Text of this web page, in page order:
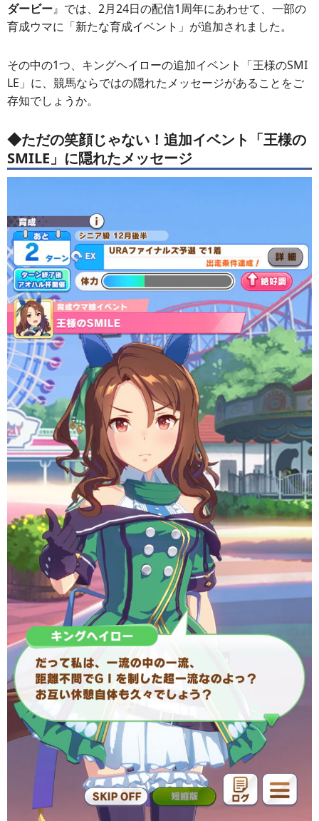
ダービー』では、2月24日の配信1周年にあわせて、一部の
育成ウマに「新たな育成イベント」が追加されました。
その中の1つ、キングヘイローの追加イベント「王様のSMI
LE」に、競馬ならではの隠れたメッセージがあることをご
存知でしょうか。
◆ただの笑顔じゃない！追加イベント「王様の
SMILE」に隠れたメッセージ